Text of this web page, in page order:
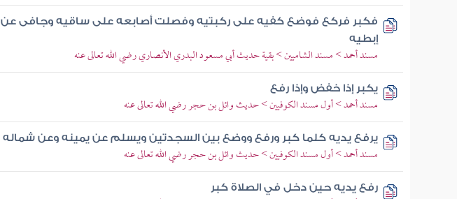
فكبر فركع فوضع كفيه على ركبتيه وفصلت أصابعه على ساقيه وجافى عن
إبطيه
مسند أحمد > مسند الشاميين > بقية حديث أبي مسعود البدري الأنصاري رضي الله تعالى عنه
يكبر إذا خفض وإذا رفع
مسند أحمد > أول مسند الكوفيين > حديث وائل بن حجر رضي الله تعالى عنه
يرفع يديه كلما كبر ورفع ووضع بين السجدتين ويسلم عن يمينه وعن شماله
مسند أحمد > أول مسند الكوفيين > حديث وائل بن حجر رضي الله تعالى عنه
رفع يديه حين دخل في الصلاة كبر